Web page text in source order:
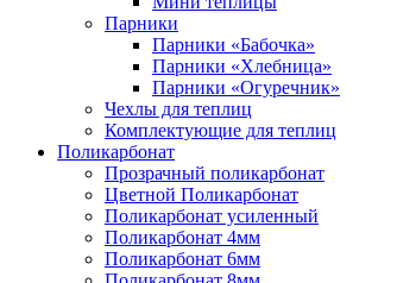
Парники
Парники «Бабочка»
Парники «Хлебница»
Парники «Огуречник»
Чехлы для теплиц
Комплектующие для теплиц
Поликарбонат
Прозрачный поликарбонат
Цветной Поликарбонат
Поликарбонат усиленный
Поликарбонат 4мм
Поликарбонат 6мм